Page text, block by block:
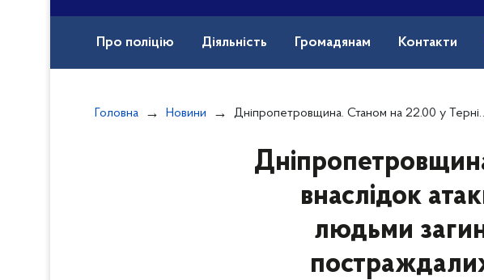
Про поліцію Діяльність Громадянам Контакти
Головна Новини Дніпропетровщина. Станом на 22.00 у Тернівці внаслідок атаки дронами по автобусу з людьми загинуло 12 людей, кількість постраждалих збільшилась до 16 осіб
внаслідок
людьми